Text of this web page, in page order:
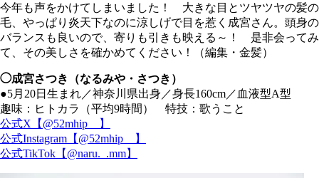
今年も声をかけてしまいました！ 大きな目とツヤツヤの髪の
毛、やっぱり炎天下なのに涼しげで目を惹く成宮さん。頭身の
バランスも良いので、寄りも引きも映える～！ 是非会ってみ
て、その美しさを確かめてください！（編集・金髪）
◯成宮さつき（なるみや・さつき）
●5月20日生まれ／神奈川県出身／身長160cm／血液型A型
趣味：ヒトカラ（平均9時間） 特技：歌うこと
公式X【@52mhip__】
公式Instagram【@52mhip__】
公式TikTok【@naru._.mm】